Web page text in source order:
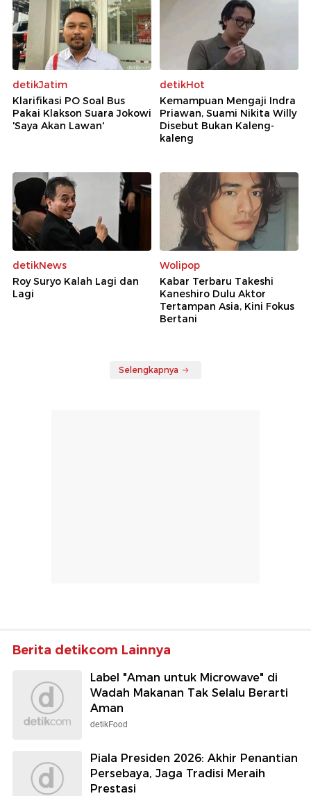
detikJatim
Klarifikasi PO Soal Bus
Pakai Klakson Suara Jokowi
'Saya Akan Lawan'
detikHot
Kemampuan Mengaji Indra
Priawan, Suami Nikita Willy
Disebut Bukan Kaleng-
kaleng
detikNews
Roy Suryo Kalah Lagi dan
Lagi
Wolipop
Kabar Terbaru Takeshi
Kaneshiro Dulu Aktor
Tertampan Asia, Kini Fokus
Bertani
Selengkapnya
Berita detikcom Lainnya
Label "Aman untuk Microwave" di
Wadah Makanan Tak Selalu Berarti
Aman
detikFood
Piala Presiden 2026: Akhir Penantian
Persebaya, Jaga Tradisi Meraih
Prestasi